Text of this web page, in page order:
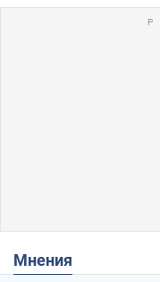
Мнения